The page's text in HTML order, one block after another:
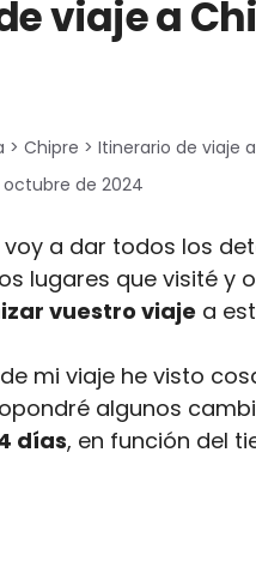
viaje a
> Chipre > Itinerario de viaje
octubre de 2024
a dar todos los
lugares que visité y
vuestro viaje a
mi viaje he visto
algunos
días, en función del